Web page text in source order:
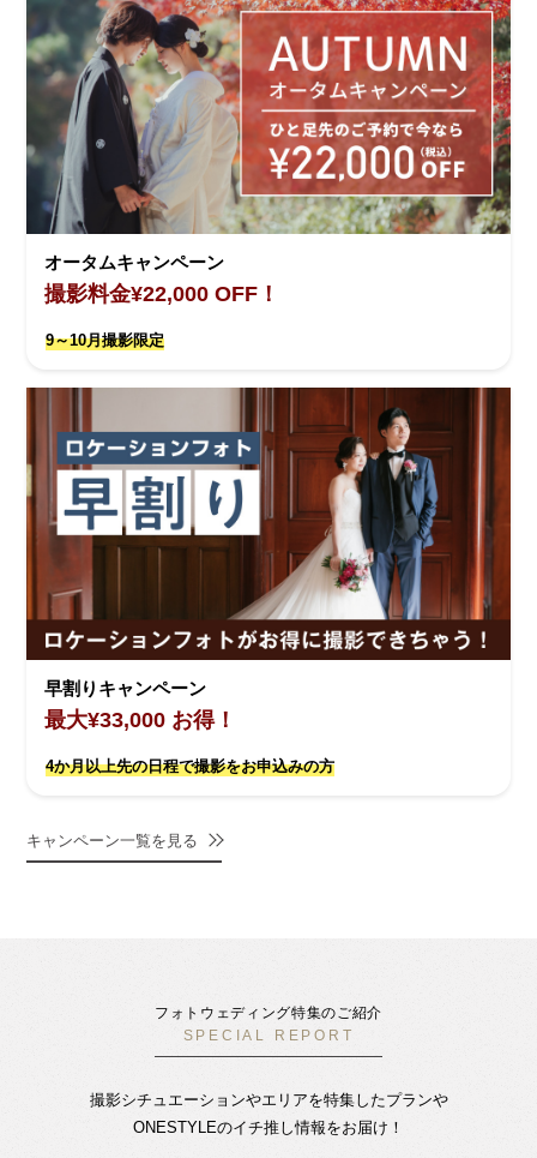
オータムキャンペーン
撮影料金¥22,000 OFF！
9～10月撮影限定
早割りキャンペーン
最大¥33,000 お得！
4か月以上先の日程で撮影をお申込みの方
キャンペーン一覧を見る
フォトウェディング特集のご紹介
SPECIAL REPORT
撮影シチュエーションやエリアを特集したプランや
ONESTYLEのイチ推し情報をお届け！